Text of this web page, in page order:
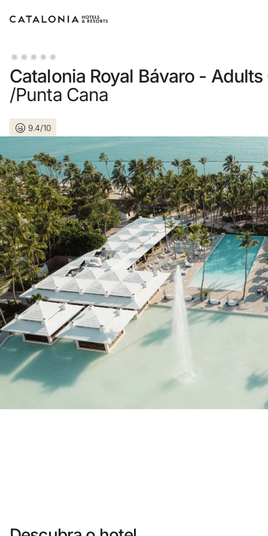
LOGIN
Esqueceu-se da palavra-
ou utilize uma destas
Entre com o Google
Iniciar sessão apenas com e-
Você ainda não se cadastrou ?
Criar uma conta
Desfrute dos benefícios de fazer parte de
O melhor preço garantido
Catalonia Royal Bávaro - Adults
/Punta Cana
9.4/10